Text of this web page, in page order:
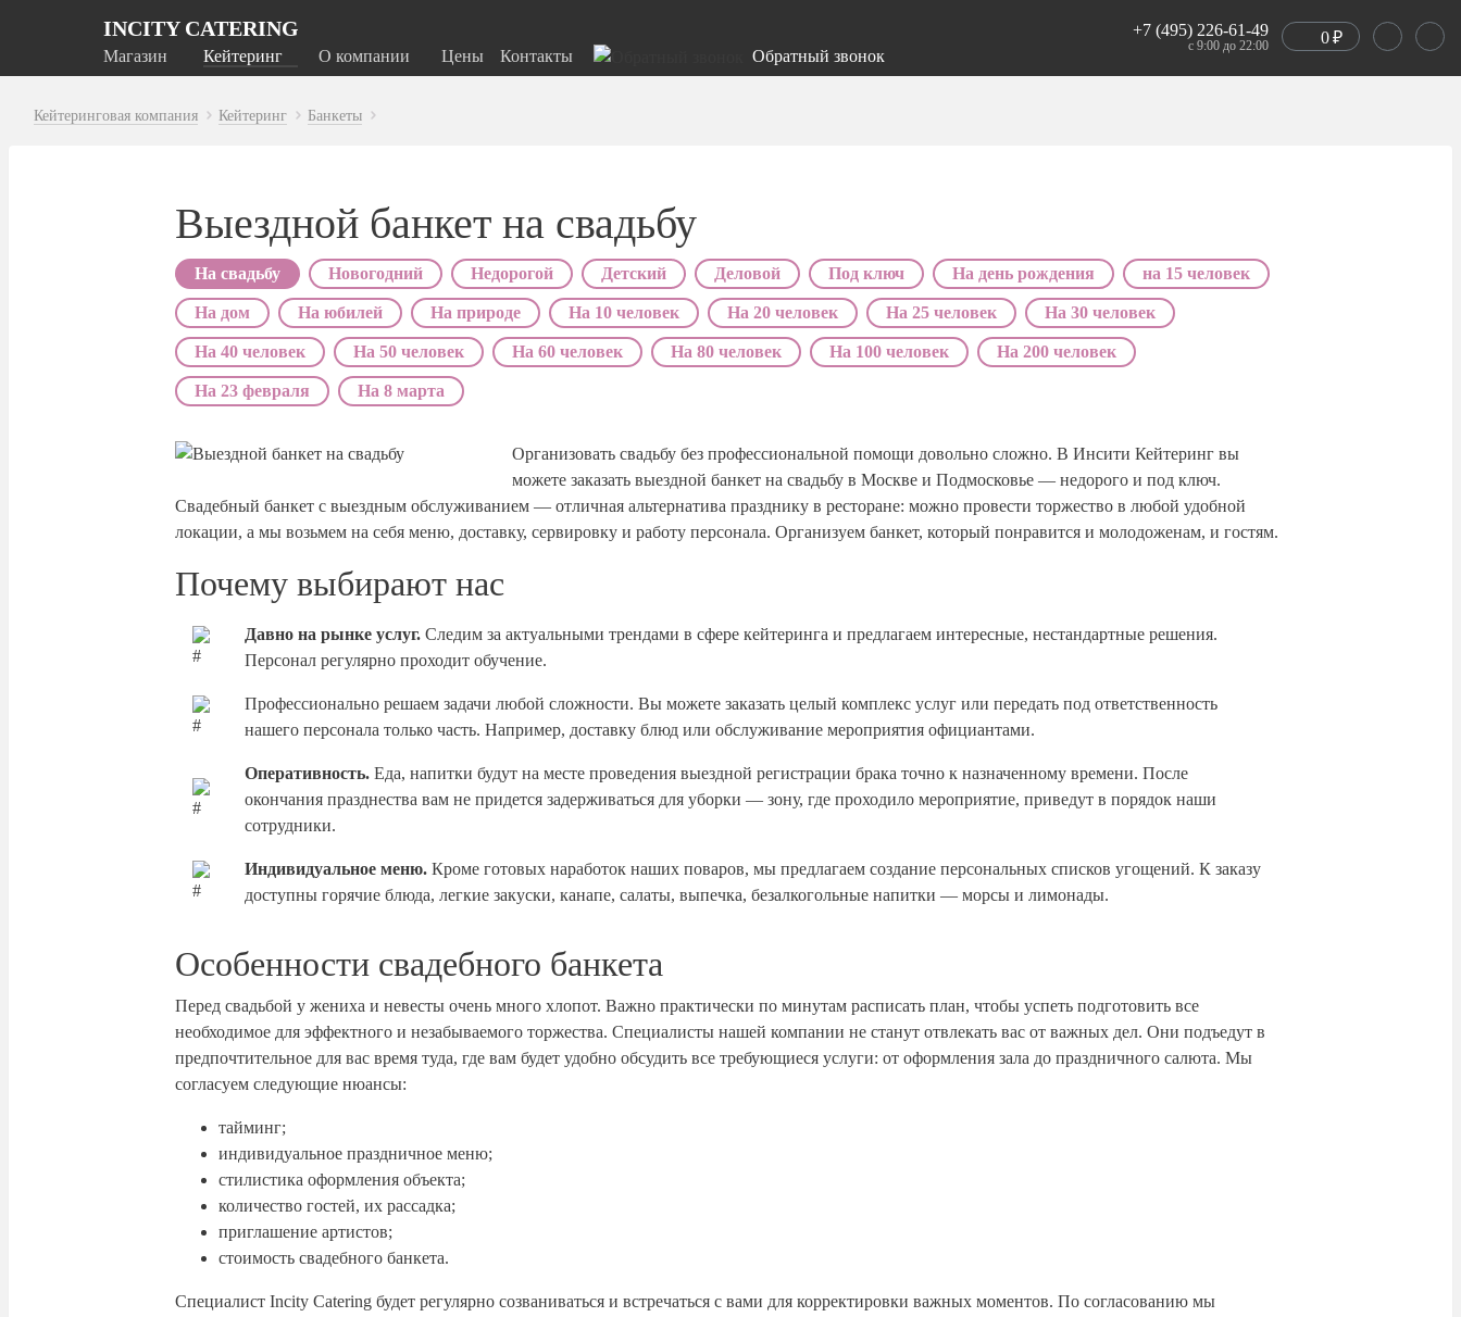
INCITY CATERING
Магазин Кейтеринг О компании Цены Контакты Обратный звонок
+7 (495) 226-61-49
с 9:00 до 22:00 0₽
Кейтеринговая компания Кейтеринг Банкеты
Выездной банкет на свадьбу
На свадьбу Новогодний Недорогой Детский Деловой Под ключ На день рождения на 15 человек
На дом На юбилей На природе На 10 человек На 20 человек На 25 человек На 30 человек
На 40 человек На 50 человек На 60 человек На 80 человек На 100 человек На 200 человек
На 23 февраля На 8 марта
Организовать свадьбу без профессиональной помощи довольно сложно. В Инсити Кейтеринг вы
можете заказать выездной банкет на свадьбу в Москве и Подмосковье — недорого и под ключ.
Свадебный банкет с выездным обслуживанием — отличная альтернатива празднику в ресторане: можно провести торжество в любой удобной
локации, а мы возьмем на себя меню, доставку, сервировку и работу персонала. Организуем банкет, который понравится и молодоженам, и гостям.
Почему выбирают нас
Давно на рынке услуг. Следим за актуальными трендами в сфере кейтеринга и предлагаем интересные, нестандартные решения.
Персонал регулярно проходит обучение.
Профессионально решаем задачи любой сложности. Вы можете заказать целый комплекс услуг или передать под ответственность
нашего персонала только часть. Например, доставку блюд или обслуживание мероприятия официантами.
Оперативность. Еда, напитки будут на месте проведения выездной регистрации брака точно к назначенному времени. После
окончания празднества вам не придется задерживаться для уборки — зону, где проходило мероприятие, приведут в порядок наши
сотрудники.
Индивидуальное меню. Кроме готовых наработок наших поваров, мы предлагаем создание персональных списков угощений. К заказу
доступны горячие блюда, легкие закуски, канапе, салаты, выпечка, безалкогольные напитки — морсы и лимонады.
Особенности свадебного банкета
Перед свадьбой у жениха и невесты очень много хлопот. Важно практически по минутам расписать план, чтобы успеть подготовить все
необходимое для эффектного и незабываемого торжества. Специалисты нашей компании не станут отвлекать вас от важных дел. Они подъедут в
предпочтительное для вас время туда, где вам будет удобно обсудить все требующиеся услуги: от оформления зала до праздничного салюта. Мы
согласуем следующие нюансы:
тайминг;
индивидуальное праздничное меню;
стилистика оформления объекта;
количество гостей, их рассадка;
приглашение артистов;
стоимость свадебного банкета.
Специалист Incity Catering будет регулярно созваниваться и встречаться с вами для корректировки важных моментов. По согласованию мы